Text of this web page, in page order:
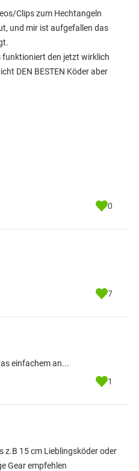
Clips zum Hechtangeln
und mir ist aufgefallen das
funktioniert den jetzt wirklich
DEN BESTEN Köder aber
0
7
einfachem an...
1
z.B 15 cm Lieblingsköder oder
Gear empfehlen